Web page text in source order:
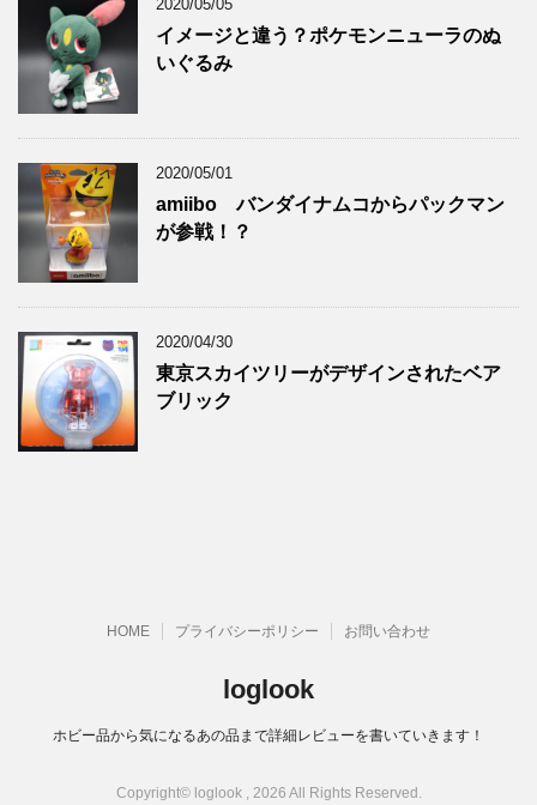
2020/05/05
イメージと違う？ポケモンニューラのぬ
いぐるみ
2020/05/01
amiibo バンダイナムコからパックマン
が参戦！？
2020/04/30
東京スカイツリーがデザインされたベア
ブリック
HOME プライバシーポリシー お問い合わせ
loglook
ホビー品から気になるあの品まで詳細レビューを書いていきます！
Copyright© loglook , 2026 All Rights Reserved.